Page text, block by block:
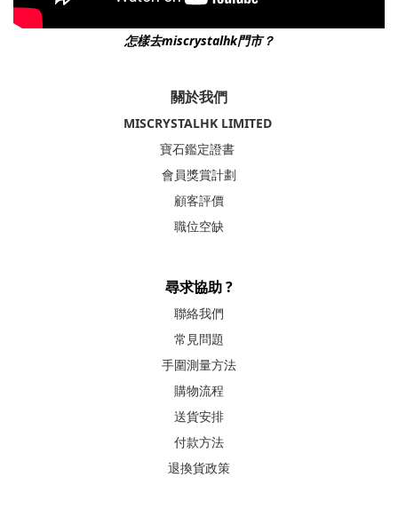
怎樣去miscrystalhk門市？
關於我們
MISCRYSTALHK LIMITED
寶石鑑定證書
會員獎賞計劃
顧客評價
職位空缺
尋求協助 ?
聯絡我們
常見問題
手圍測量方法
購物流程
送貨安排
付款方法
退換貨政策